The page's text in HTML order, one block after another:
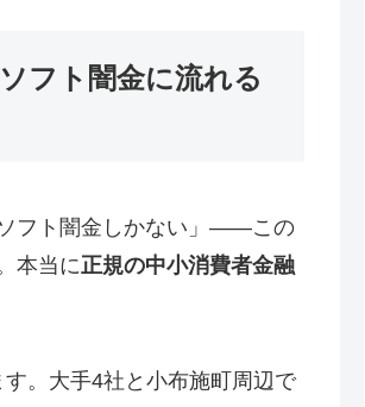
フト闇金に流れる
ソフト闇金しかない」——この
本当に正規の中小消費者金融
。大手4社と小布施町周辺で